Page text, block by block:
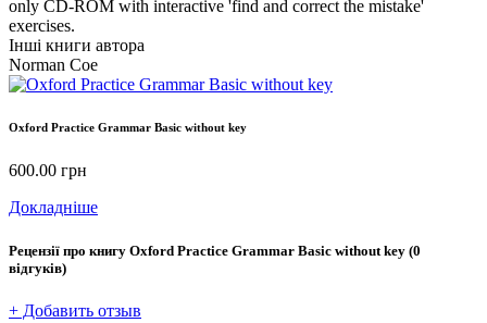
only CD-ROM with interactive 'find and correct the mistake'
exercises.
Інші книги автора
Norman Coe
Oxford Practice Grammar Basic without key
600.00 грн
Докладніше
Рецензії про книгу Oxford Practice Grammar Basic without key (0
відгуків)
+ Добавить отзыв